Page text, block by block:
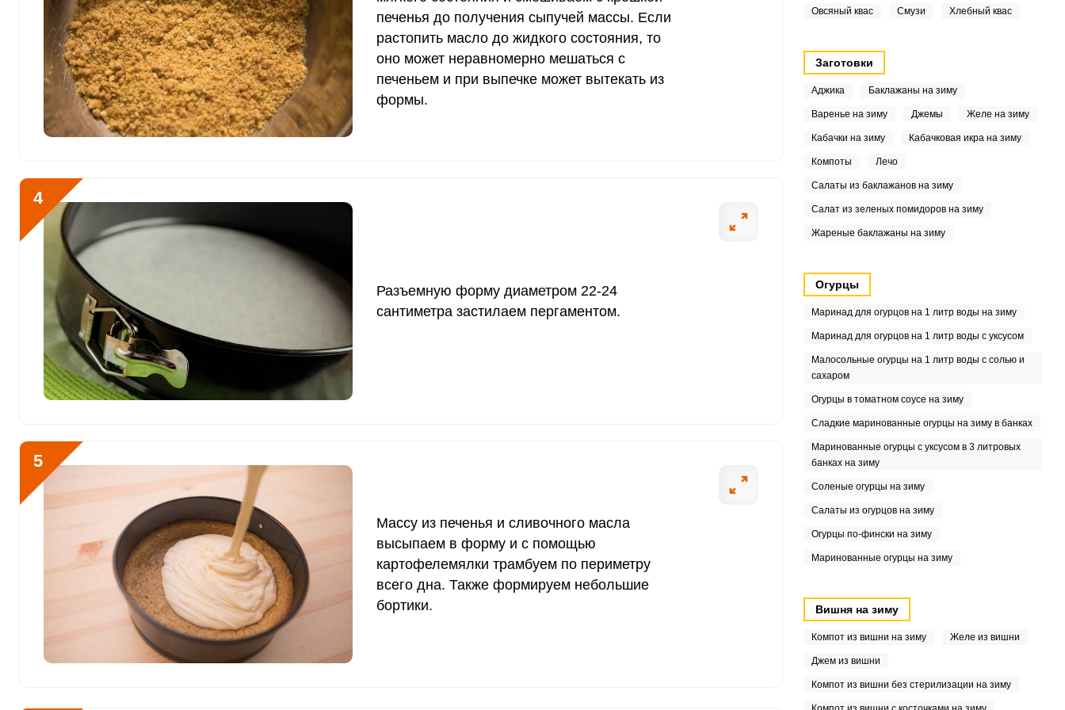
Кобальт 61.5 мкг 10 мкг 45.4
Литий 0 70 мкг 0
Марганец 1 мкг
Медь 1102 мкг
Рубидий
Селен
2190.9 мкг
Хром 171.6 мкг 50 мкг 25.3
Цинк
Бор
Ванадий
печенья до получения сыпучей массы. Если
растопить масло до жидкого состояния, то
оно может неравномерно мешаться с
печеньем и при выпечке может вытекать из
формы.
4
Разъемную форму диаметром 22-24
сантиметра застилаем пергаментом.
5
Массу из печенья и сливочного масла
высыпаем в форму и с помощью
картофелемялки трамбуем по периметру
всего дна. Также формируем небольшие
бортики.
Овсяный квас Смузи Хлебный квас
Заготовки
Аджика Баклажаны на зиму
Варенье на зиму Джемы Желе на зиму
Кабачки на зиму Кабачковая икра на зиму
Компоты Лечо
Салаты из баклажанов на зиму
Салат из зеленых помидоров на зиму
Жареные баклажаны на зиму
Огурцы
Маринад для огурцов на 1 литр воды на зиму
Маринад для огурцов на 1 литр воды с уксусом
Малосольные огурцы на 1 литр воды с солью и
сахаром
Огурцы в томатном соусе на зиму
Сладкие маринованные огурцы на зиму в банках
Маринованные огурцы с уксусом в 3 литровых
банках на зиму
Соленые огурцы на зиму
Салаты из огурцов на зиму
Огурцы по-фински на зиму
Маринованные огурцы на зиму
Вишня на зиму
Компот из вишни на зиму Желе из вишни
Джем из вишни
Компот из вишни без стерилизации на зиму